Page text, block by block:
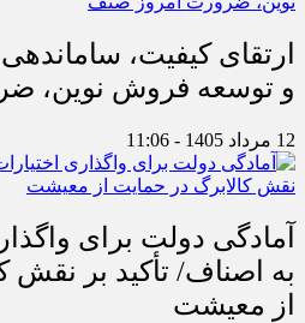
ارتقای کیفیت،
و توسعه فروش نوین،
12 مرداد 1405 - 11:06
آمادگی دولت برای
به اصناف/ تأکید بر نقش
از معیشت